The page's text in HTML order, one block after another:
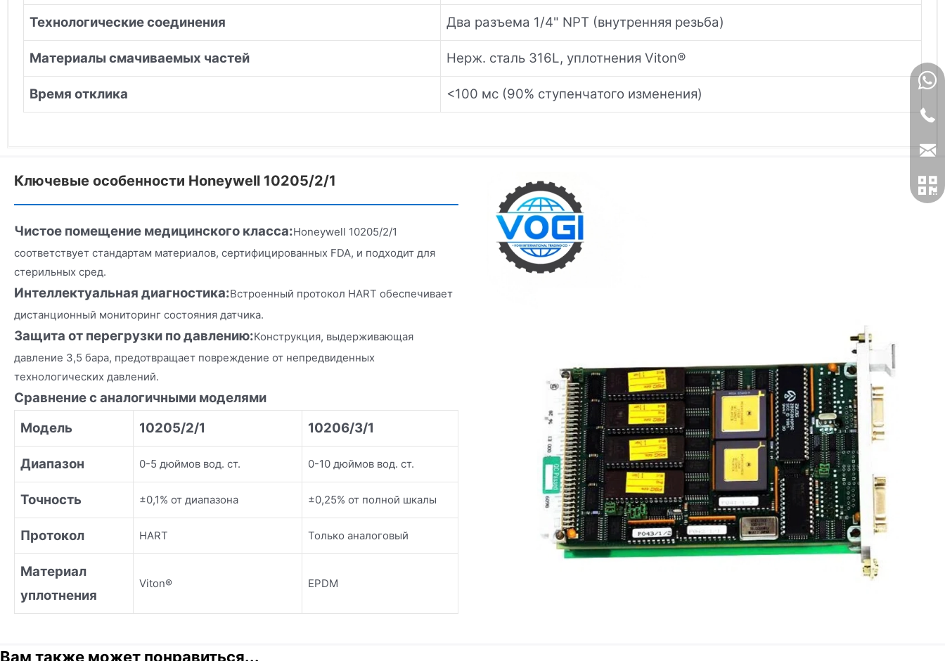
Технологические соединения Два разъема 1/4" NPT (внутренняя резьба)
Материалы смачиваемых частей Нерж. сталь 316L, уплотнения Viton®
Время отклика <100 мс (90% ступенчатого изменения)
Ключевые особенности Honeywell 10205/2/1
Чистое помещение медицинского класса:Honeywell 10205/2/1
соответствует стандартам материалов, сертифицированных FDA, и подходит для
стерильных сред.
Интеллектуальная диагностика:Встроенный протокол HART обеспечивает
дистанционный мониторинг состояния датчика.
Защита от перегрузки по давлению:Конструкция, выдерживающая
давление 3,5 бара, предотвращает повреждение от непредвиденных
технологических давлений.
Сравнение с аналогичными моделями
Модель
10205/2/1 10206/3/1
Диапазон 0-5 дюймов вод. ст. 0-10 дюймов вод. ст.
Точность ±0,1% от диапазона ±0,25% от полной шкалы
Протокол HART Только аналоговый
Материал
уплотнения
Viton® EPDM
Вам также может понравиться...